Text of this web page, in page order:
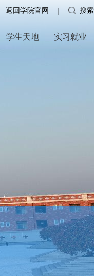
返回学院官网 | 搜索
学生天地 实习就业